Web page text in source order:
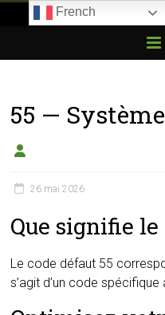
E85.com
passion
boîtier
55 —
26 mai 2026
Que signifie le
Le code défaut 55
s’agit d’un code
French